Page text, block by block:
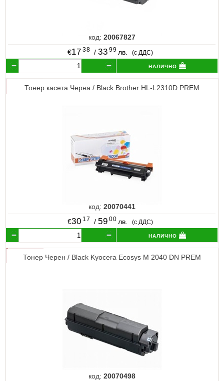
код: 20067827
€17 38 / 33 99 лв. (с ДДС)
налично
Тонер касета Черна / Black Brother HL-L2310D PREM
код: 20070441
€30 17 / 59 00 лв. (с ДДС)
налично
Тонер Черен / Black Kyocera Ecosys M 2040 DN PREM
код: 20070498